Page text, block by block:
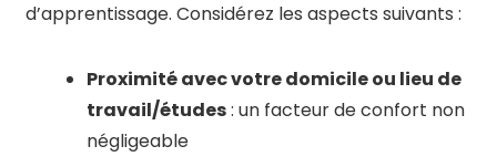
d’apprentissage. Considérez les aspects suivants :
Proximité avec votre domicile ou lieu de
travail/études: un facteur de confort non
négligeable